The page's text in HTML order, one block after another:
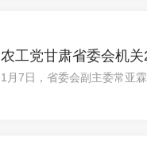
农工党甘肃省委会机
1月7日，省委会副主委常亚